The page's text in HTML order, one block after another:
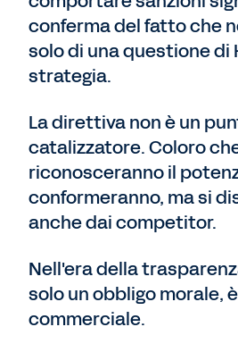
conferma del fatto che
solo di una questione di
strategia.
La direttiva non è un
catalizzatore. Coloro
riconosceranno il
conformeranno, ma si
anche dai competitor.
Nell'era della
solo un obbligo morale,
commerciale.